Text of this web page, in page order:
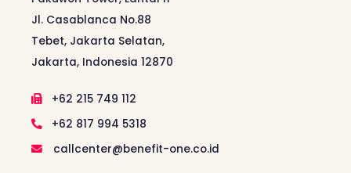
Jl. Casablanca No.88
Tebet, Jakarta Selatan,
Jakarta, Indonesia 12870
+62 215 749 112
+62 817 994 5318
callcenter@benefit-one.co.id